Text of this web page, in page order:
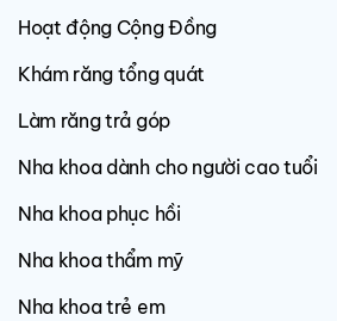
Hoạt động Cộng Đồng
Khám răng tổng quát
Làm răng trả góp
Nha khoa dành cho người cao tuổi
Nha khoa phục hồi
Nha khoa thẩm mỹ
Nha khoa trẻ em